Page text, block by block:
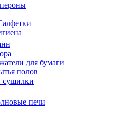
для бумаги
полов
сушилки
печи